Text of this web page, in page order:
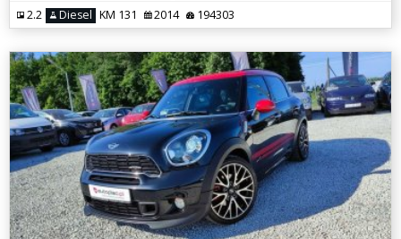
2.2 Diesel KM 131 2014 194303